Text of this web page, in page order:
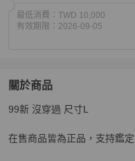
最低消費： TWD 10,000
有效期限： 2026-09-05
關於商品
關於 Chrome Hearts 克羅
99新 沒穿過 尺寸L
在售商品皆為正品，支持鑑定